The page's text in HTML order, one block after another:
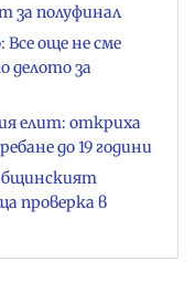
за полуфинал
още не сме
делото за
елит: откриха
до 19 години
проверка в